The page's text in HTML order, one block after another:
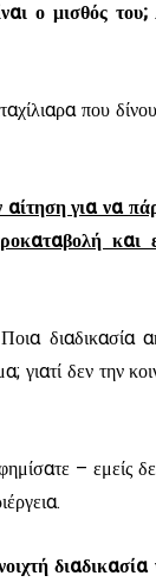
ο μισθός
που
για να
και
διαδικασία
δεν την
– εμείς